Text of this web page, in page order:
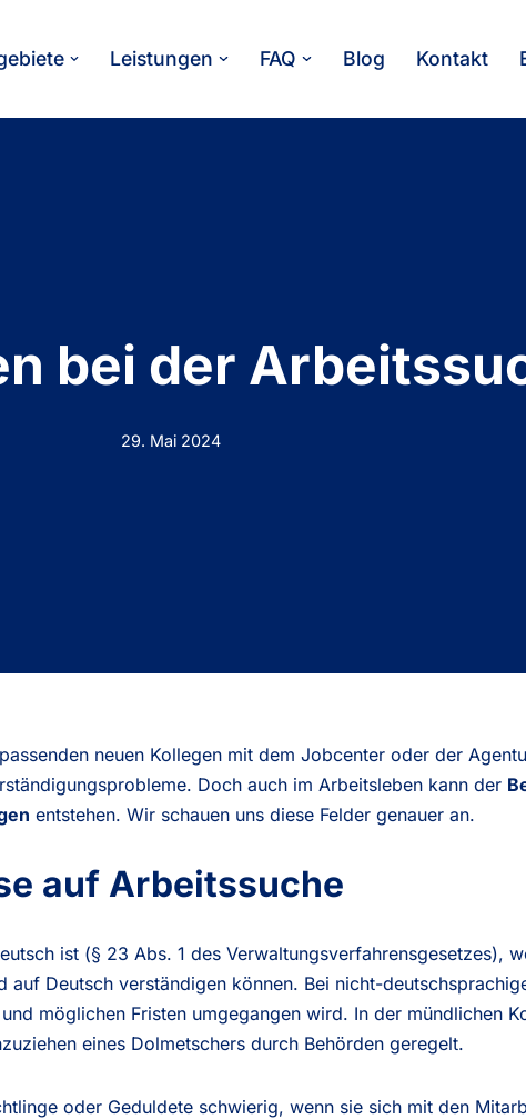
Leistungen FAQ Blog Kontakt
bei der
29. Mai 2024
neuen Kollegen mit dem Jobcenter oder der
Doch auch im Arbeitsleben kann der
entstehen. Wir schauen uns diese Felder genauer an.
auf Arbeitssuche
ist (§ 23 Abs. 1 des Verwaltungsverfahrensgesetzes),
Deutsch verständigen können. Bei nicht-
möglichen Fristen umgegangen wird. In der mündlichen
eines Dolmetschers durch Behörden geregelt.
oder Geduldete schwierig, wenn sie sich mit den